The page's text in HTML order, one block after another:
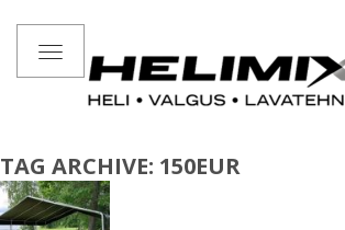
Toggle
navigation
TAG ARCHIVE: 150EUR